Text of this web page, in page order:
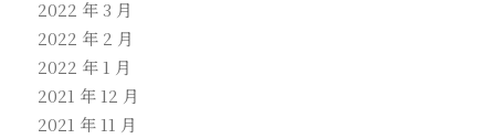
2022 年 3 月
2022 年 2 月
2022 年 1 月
2021 年 12 月
2021 年 11 月